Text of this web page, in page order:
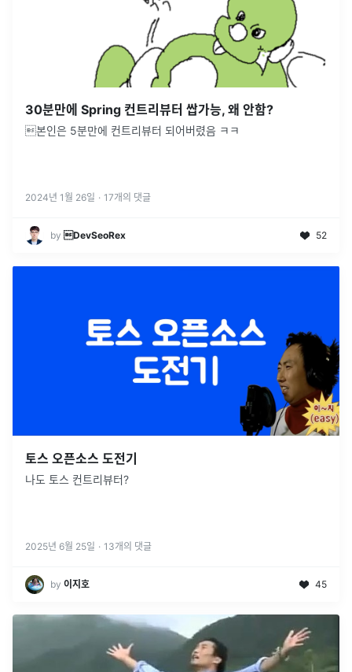
30분만에 Spring 컨트리뷰터 쌉가능, 왜 안함?
본인은 5분만에 컨트리뷰터 되어버렸음 ㅋㅋ
2024년 1월 26일 · 17개의 댓글
by DevSeoRex 52
토스 오픈소스 도전기
나도 토스 컨트리뷰터?
2025년 6월 25일 · 13개의 댓글
by 이지호 45